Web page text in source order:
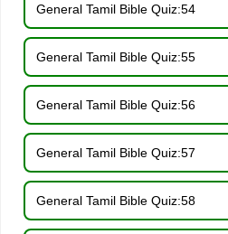
General Tamil Bible Quiz:54
General Tamil Bible Quiz:55
General Tamil Bible Quiz:56
General Tamil Bible Quiz:57
General Tamil Bible Quiz:58